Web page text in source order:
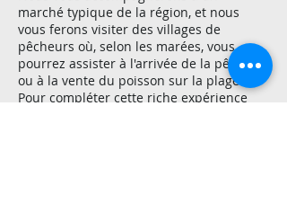
marché typique de la région, et nous
vous ferons visiter des villages de
pêcheurs où, selon les marées, vous
pourrez assister à l'arrivée de la pêche
ou à la vente du poisson sur la plage.
Pour compléter cette riche expérience